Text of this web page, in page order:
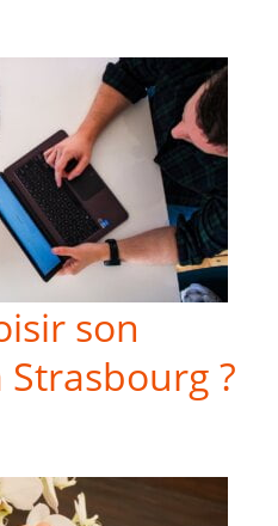
son
Strasbourg ?